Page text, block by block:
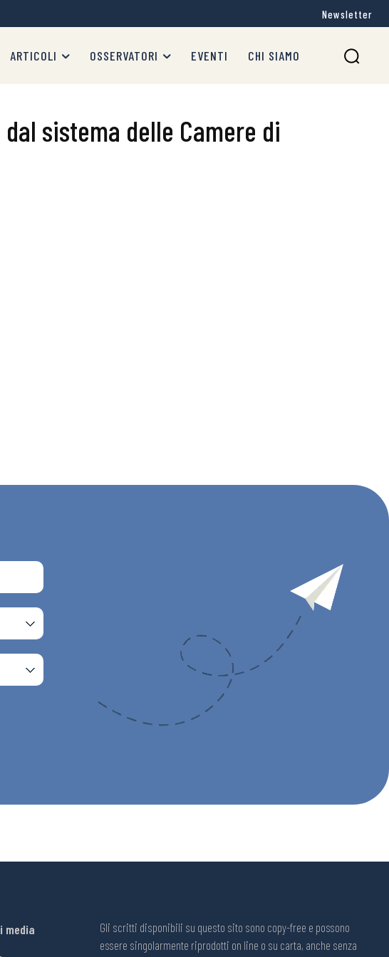
Newsletter
ARTICOLI OSSERVATORI EVENTI CHI SIAMO
sistema delle Camere di
media
Gli scritti disponibili su questo sito sono copy-free e possono
essere singolarmente riprodotti on line o su carta, anche senza